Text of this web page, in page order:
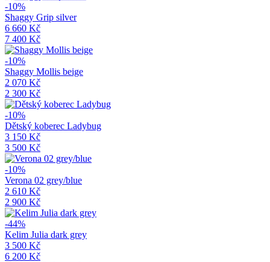
-10%
Shaggy Grip silver
6 660 Kč
7 400 Kč
-10%
Shaggy Mollis beige
2 070 Kč
2 300 Kč
-10%
Dětský koberec Ladybug
3 150 Kč
3 500 Kč
-10%
Verona 02 grey/blue
2 610 Kč
2 900 Kč
-44%
Kelim Julia dark grey
3 500 Kč
6 200 Kč